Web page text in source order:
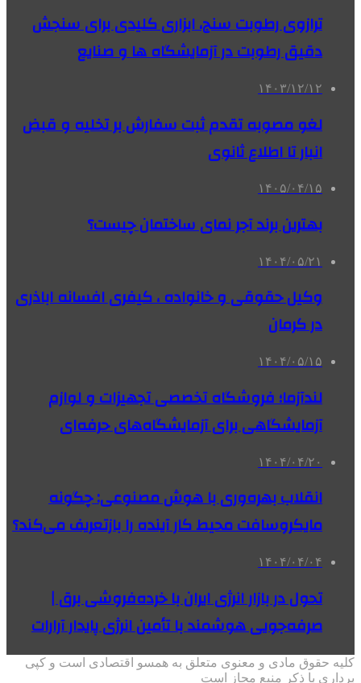
ترازوی رطوبت سنج، ابزاری کلیدی برای سنجش
دقیق رطوبت در آزمایشگاه ها و صنایع
۱۴۰۳/۱۲/۱۲
لغو مصوبه تقدم ثبت سفارش بر تخلیه و قبض
انبار تا اطلاع ثانوی
۱۴۰۵/۰۴/۱۵
بهترین برند آجر نمای ساختمان چیست؟
۱۴۰۴/۰۵/۲۱
وکیل حقوقی و خانواده ، کیفری افسانه اباذری
در کرمان
۱۴۰۴/۰۵/۱۵
لندآزما؛ فروشگاه تخصصی تجهیزات و لوازم
آزمایشگاهی برای آزمایشگاه‌های حرفه‌ای
۱۴۰۴/۰۴/۲۰
انقلاب بهره‌وری با هوش مصنوعی: چگونه
مایکروسافت محیط کار آینده را بازتعریف می‌کند؟
۱۴۰۴/۰۴/۰۴
تحول در بازار انرژی ایران با خرده‌فروشی برق |
صرفه‌جویی هوشمند با تأمین انرژی پایدار آرارات
کلیه حقوق مادی و معنوی متعلق به همسو اقتصادی است و کپی
برداری با ذکر منبع مجاز است